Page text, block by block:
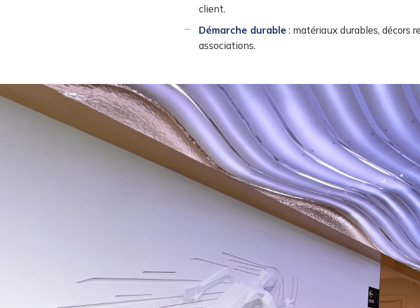
client.
Démarche durable : matériaux durables, décors
associations.